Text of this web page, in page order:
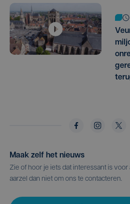
Maak zelf het nieuws
Zie of hoor je iets dat interessant is
aarzel dan niet om ons te contacteren.